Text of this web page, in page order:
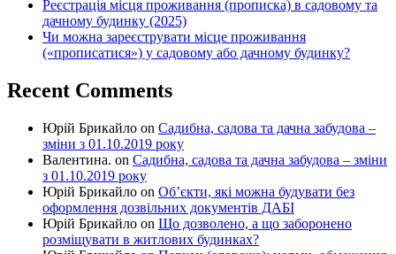
Реєстрація місця проживання (прописка) в садовому та
дачному будинку (2025)
Чи можна зареєструвати місце проживання
(«прописатися») у садовому або дачному будинку?
Recent Comments
Юрій Брикайло on Садибна, садова та дачна забудова –
зміни з 01.10.2019 року
Валентина. on Садибна, садова та дачна забудова – зміни
з 01.10.2019 року
Юрій Брикайло on Об’єкти, які можна будувати без
оформлення дозвільних документів ДАБІ
Юрій Брикайло on Що дозволено, а що заборонено
розміщувати в житлових будинках?